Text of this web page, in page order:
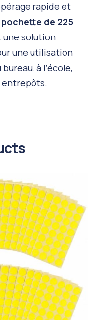
rapide et
pochette de 225
solution
une utilisation
à l’école,
entrepôts.